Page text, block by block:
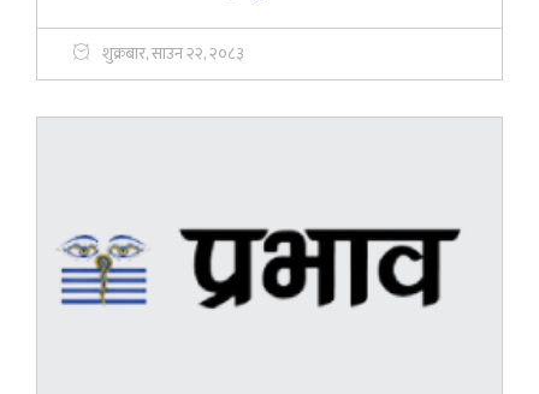
शुक्रबार, साउन २२, २०८३